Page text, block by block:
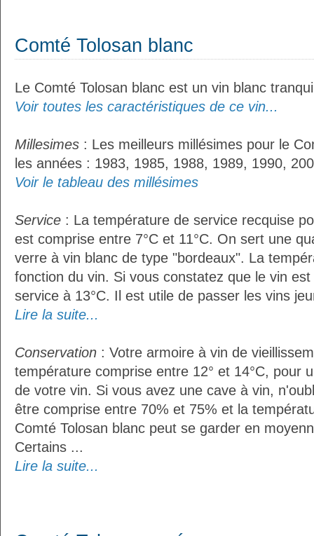
Comté Tolosan blanc
Le Comté Tolosan blanc est un vin blanc
Voir toutes les caractéristiques de ce vin...
Millesimes : Les meilleurs millésimes pour le
les années : 1983, 1985, 1988, 1989, 1990,
Voir le tableau des millésimes
Service : La température de service recquise
est comprise entre 7°C et 11°C. On sert une
verre à vin blanc de type "bordeaux". La
fonction du vin. Si vous constatez que le vin
service à 13°C. Il est utile de passer les vins
Lire la suite...
Conservation : Votre armoire à vin de
température comprise entre 12° et 14°C, pour
de votre vin. Si vous avez une cave à vin,
être comprise entre 70% et 75% et la
Comté Tolosan blanc peut se garder en
Certains ...
Lire la suite...